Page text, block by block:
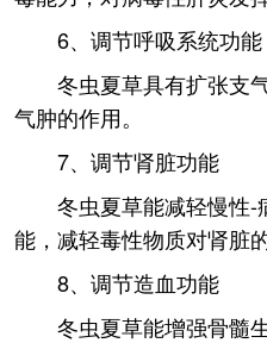
6、调节呼吸系统功能
冬虫夏草具有扩张支
气肿的作用。
7、调节肾脏功能
冬虫夏草能减轻慢性-
能，减轻毒性物质对肾脏的
8、调节造血功能
冬虫夏草能增强骨髓